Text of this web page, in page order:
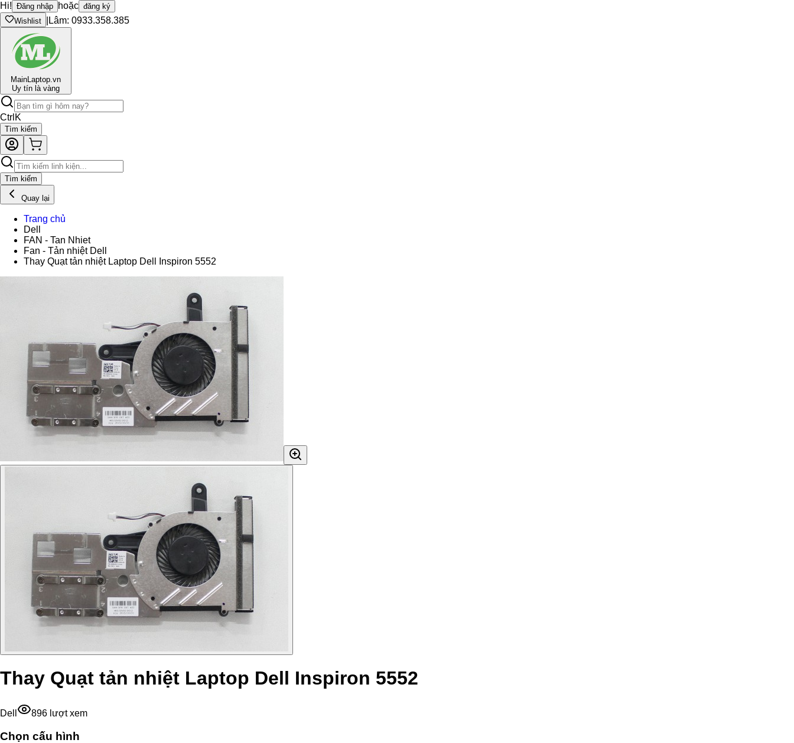
Hi! Đăng nhập hoặc đăng ký
Wishlist
Lâm: 0933.358.385
MainLaptop.vn
Uy tín là vàng
Ctrl K
Tìm kiếm
Tìm kiếm
Quay lại
Trang chủ
Dell
FAN - Tan Nhiet
Fan - Tản nhiệt Dell
Thay Quạt tản nhiệt Laptop Dell Inspiron 5552
Thay Quạt tản nhiệt Laptop Dell Inspiron 5552
Dell 896 lượt xem
Chọn cấu hình